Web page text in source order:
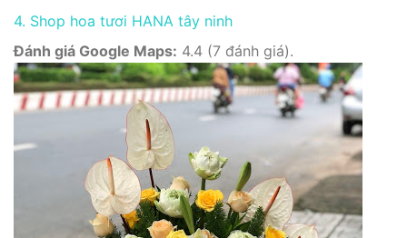
4. Shop hoa tươi HANA tây ninh
Đánh giá Google Maps: 4.4 (7 đánh giá).